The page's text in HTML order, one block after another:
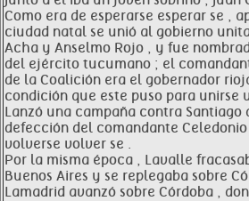
Como era de esperarse esperar se ,
ciudad natal se unió al gobierno
Acha y Anselmo Rojo , y fue
del ejército tucumano ; el
de la Coalición era el gobernador
condición que este puso para unirse
Lanzó una campaña contra Santiago
defección del comandante
volverse volver se .
Por la misma época , Lavalle
Buenos Aires y se replegaba sobre
Lamadrid avanzó sobre Córdoba ,